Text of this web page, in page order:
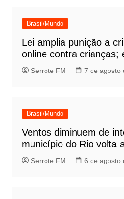
Brasil/Mundo
Lei amplia punição a
online contra crianças;
Serrote FM 7 de agosto
Brasil/Mundo
Ventos diminuem de
município do Rio volta
Serrote FM 6 de agosto